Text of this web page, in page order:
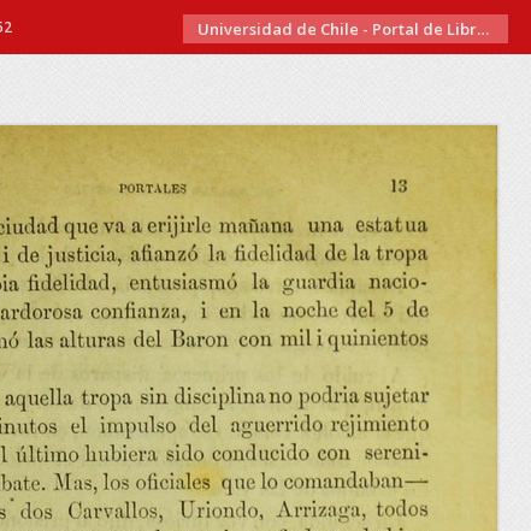
Universidad de Chile - Portal de Libros Electrónicos